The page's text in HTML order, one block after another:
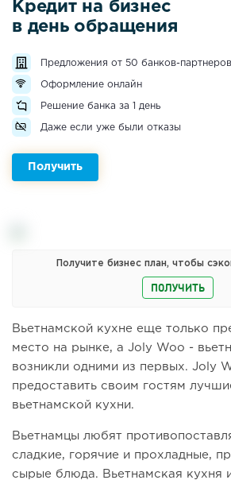
Кредит на бизнес
в день обращения
Предложения от 50 банков-партнеров
Оформление онлайн
Решение банка за 1 день
Даже если уже были отказы
Получить
Получите бизнес план, чтобы
ПОЛУЧИТЬ
Вьетнамской кухне еще только
место на рынке, а Joly Woo -
возникли одними из первых. Joly
предоставить своим гостям
вьетнамской кухни.
Вьетнамцы любят
сладкие, горячие и прохладные,
сырые блюда. Вьетнамская кухня